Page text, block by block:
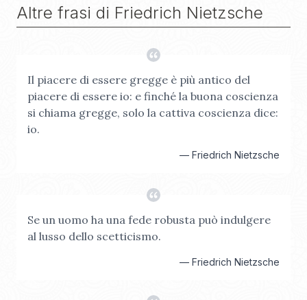
Altre frasi di Friedrich Nietzsche
Il piacere di essere gregge è più antico del
piacere di essere io: e finché la buona coscienza
si chiama gregge, solo la cattiva coscienza dice:
io.
— Friedrich Nietzsche
Se un uomo ha una fede robusta può indulgere
al lusso dello scetticismo.
— Friedrich Nietzsche